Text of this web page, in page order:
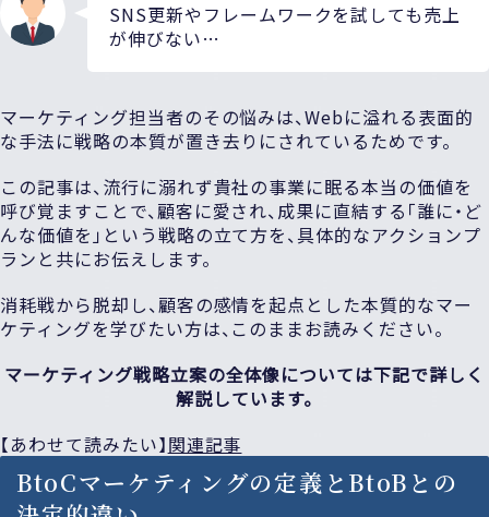
SNS更新やフレームワークを試しても売上
が伸びない…
マーケティング担当者のその悩みは、Webに溢れる表面的
な手法に戦略の本質が置き去りにされているためです。
この記事は、流行に溺れず貴社の事業に眠る本当の価値を
呼び覚ますことで、顧客に愛され、成果に直結する「誰に・ど
んな価値を」という戦略の立て方を、具体的なアクションプ
ランと共にお伝えします。
消耗戦から脱却し、顧客の感情を起点とした本質的なマー
ケティングを学びたい方は、このままお読みください。
マーケティング戦略立案の全体像については下記で詳しく
解説しています。
【あわせて読みたい】関連記事
BtoCマーケティングの定義とBtoBとの